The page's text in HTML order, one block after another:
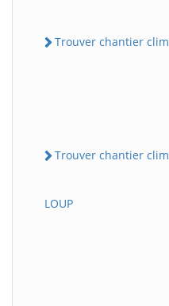
Trouver chantier
Trouver chantier
LOUP